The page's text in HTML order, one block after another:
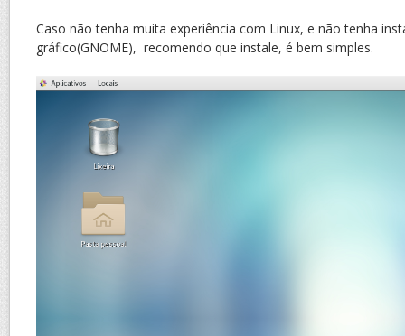
Caso não tenha muita experiência com Linux, e não tenha
gráfico(GNOME), recomendo que instale, é bem simples.